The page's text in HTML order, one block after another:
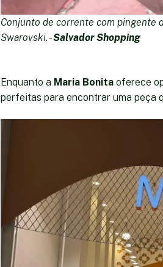
Conjunto de corrente com pingente
Swarovski. -Salvador Shopping
Enquanto a Maria Bonita oferece
perfeitas para encontrar uma peça